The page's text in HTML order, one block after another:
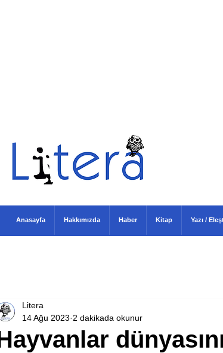
Litera
14 Ağu 2023 2 dakikada okunur
Anasayfa Hakkımızda Haber Kitap Yazı /